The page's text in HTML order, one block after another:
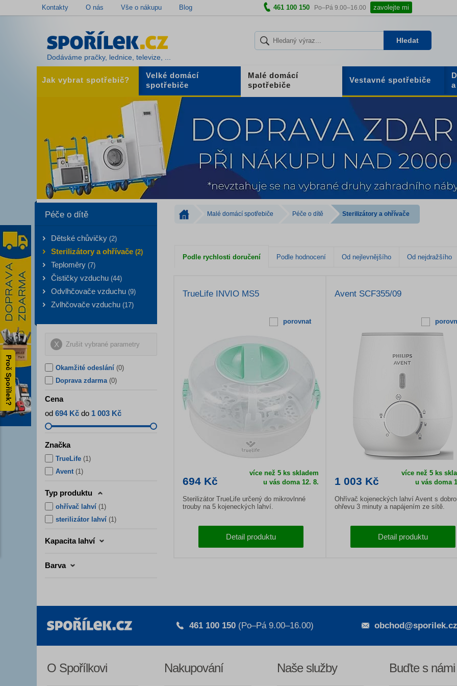
Proč Spořílek?
Kontakty O nás Vše o nákupu Blog 461 100 150 Po–Pá 9.00–16.00 zavolejte mi
Dodáváme pračky, lednice, televize, ...
Hledat
Jak vybrat spotřebič?
Velké domácí
spotřebiče
Malé domácí
spotřebiče
Vestavné spotřebiče
Malé domácí spotřebiče Péče o dítě Sterilizátory a ohřívače
Podle rychlosti doručení Podle hodnocení Od nejlevnějšího Od nejdražšího
TrueLife INVIO MS5
porovnat
694 Kč
více než 5 ks skladem
u vás doma 12. 8.
Sterilizátor TrueLife určený do mikrovlnné
trouby na 5 kojeneckých lahví.
Detail produktu
Avent SCF355/09
1 003 Kč
více než 5 ks
u vás doma
Ohřívač kojeneckých lahví Avent s
ohřevu 3 minuty a napájením ze sítě.
Detail produktu
Péče o dítě
Dětské chůvičky (2)
Sterilizátory a ohřívače (2)
Teploměry (7)
Čističky vzduchu (44)
Odvlhčovače vzduchu (9)
Zvlhčovače vzduchu (17)
Zrušit vybrané parametry
Okamžité odeslání (0)
Doprava zdarma (0)
Cena
od 694 Kč do 1 003 Kč
Značka
TrueLife (1)
Avent (1)
Typ produktu
ohřívač lahví (1)
sterilizátor lahví (1)
Kapacita lahví
Barva
461 100 150 (Po–Pá 9.00–16.00) obchod@sporilek.cz
O Spořílkovi Nakupování Naše služby Buďte s námi